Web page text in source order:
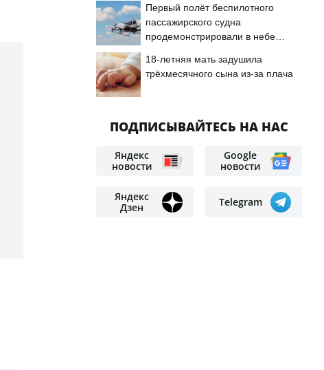
Первый полёт беспилотного
пассажирского судна
продемонстрировали в небе
18-летняя мать задушила
трёхмесячного сына из-за плача
ПОДПИСЫВАЙТЕСЬ НА НАС
Яндекс
новости
Google
новости
Яндекс
Дзен
Telegram